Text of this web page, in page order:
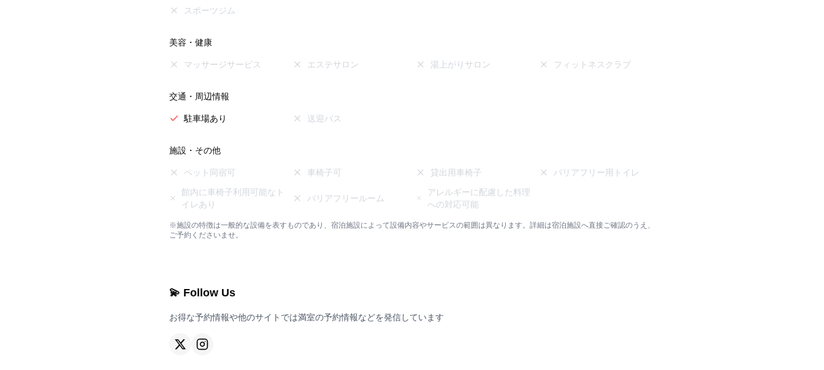
スポーツジム
美容・健康
マッサージサービス エステサロン 湯上がりサロン フィットネスクラブ
交通・周辺情報
駐車場あり 送迎バス
施設・その他
ペット同宿可 車椅子可 貸出用車椅子
バリアフリー用トイレ
館内に車椅子利用可能なト
イレあり
バリアフリールーム
アレルギーに配慮した料理
への対応可能
※施設の特徴は一般的な設備を表すものであり、宿泊施設によって設備内容やサービスの範囲は異なります。詳細は宿泊施設へ直接ご確認のうえ、
ご予約くださいませ。
💫 Follow Us
お得な予約情報や他のサイトでは満室の予約情報などを発信しています